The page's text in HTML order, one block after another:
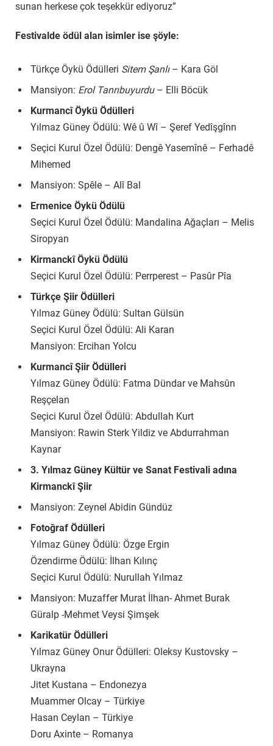
sunan herkese çok teşekkür ediyoruz”
Festivalde ödül alan isimler ise şöyle:
Türkçe Öykü Ödülleri Sitem Şanlı– Kara Göl
Mansiyon: Erol Tanrıbuyurdu– Elli Böcük
Kurmancî Öykü Ödülleri
Yılmaz Güney Ödülü: Wê û Wî – Şeref Yedîşgînn
Seçici Kurul Özel Ödülü: Dengê Yasemînê – Ferhadê
Mihemed
Mansiyon: Spêle – Alî Bal
Ermenice Öykü Ödülü
Seçici Kurul Özel Ödülü: Mandalina Ağaçları – Melis
Siropyan
Kirmanckî Öykü Ödülü
Seçici Kurul Özel Ödülü: Perrperest – Pasûr Pîa
Türkçe Şiir Ödülleri
Yılmaz Güney Ödülü: Sultan Gülsün
Seçici Kurul Özel Ödülü: Ali Karan
Mansiyon: Ercihan Yolcu
Kurmancî Şiir Ödülleri
Yılmaz Güney Ödülü: Fatma Dündar ve Mahsûn
Reşçelan
Seçici Kurul Özel Ödülü: Abdullah Kurt
Mansiyon: Rawin Sterk Yildiz ve Abdurrahman
Kaynar
3. Yılmaz Güney Kültür ve Sanat Festivali adına
Kirmanckî Şiir
Mansiyon: Zeynel Abidin Gündüz
Fotoğraf Ödülleri
Yılmaz Güney Ödülü: Özge Ergin
Özendirme Ödülü: İlhan Kılınç
Seçici Kurul Ödülü: Nurullah Yılmaz
Mansiyon: Muzaffer Murat İlhan- Ahmet Burak
Güralp -Mehmet Veysi Şimşek
Karikatür Ödülleri
Yılmaz Güney Onur Ödülleri: Oleksy Kustovsky –
Ukrayna
Jitet Kustana – Endonezya
Muammer Olcay – Türkiye
Hasan Ceylan – Türkiye
Doru Axinte – Romanya